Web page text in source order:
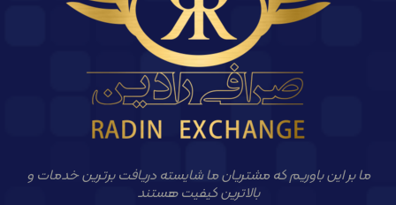
ما بر این باوریم که مشتریان ما شایسته دریافت برترین خدمات و
بالاترین کیفیت هستند